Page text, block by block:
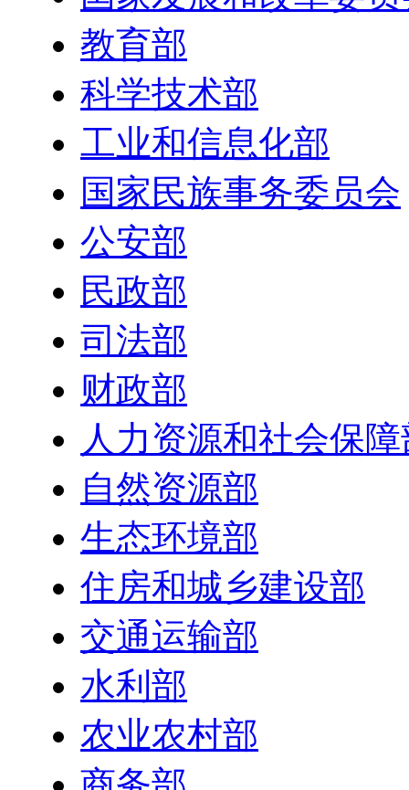
教育部
科学技术部
工业和信息化部
国家民族事务委员会
公安部
民政部
司法部
财政部
人力资源和社会保
自然资源部
生态环境部
住房和城乡建设部
交通运输部
水利部
农业农村部